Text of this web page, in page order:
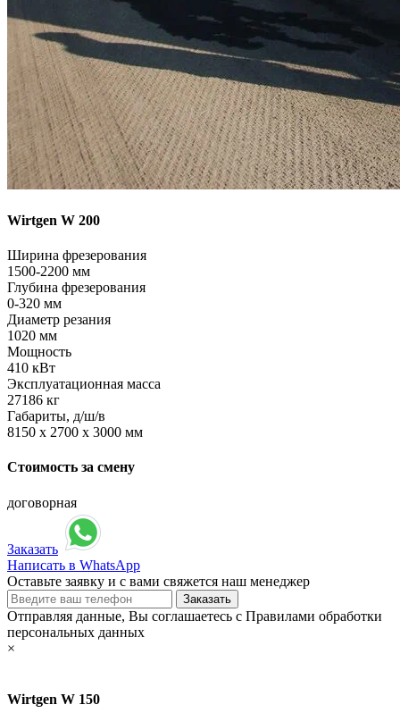
Wirtgen W 200
Ширина фрезерования
1500-2200 мм
Глубина фрезерования
0-320 мм
Диаметр резания
1020 мм
Мощность
410 кВт
Эксплуатационная масса
27186 кг
Габариты, д/ш/в
8150 х 2700 х 3000 мм
Стоимость за смену
договорная
Заказать
Написать в WhatsApp
Оставьте заявку и с вами свяжется наш менеджер
Отправляя данные, Вы соглашаетесь с Правилами обработки
персональных данных
×
Wirtgen W 150